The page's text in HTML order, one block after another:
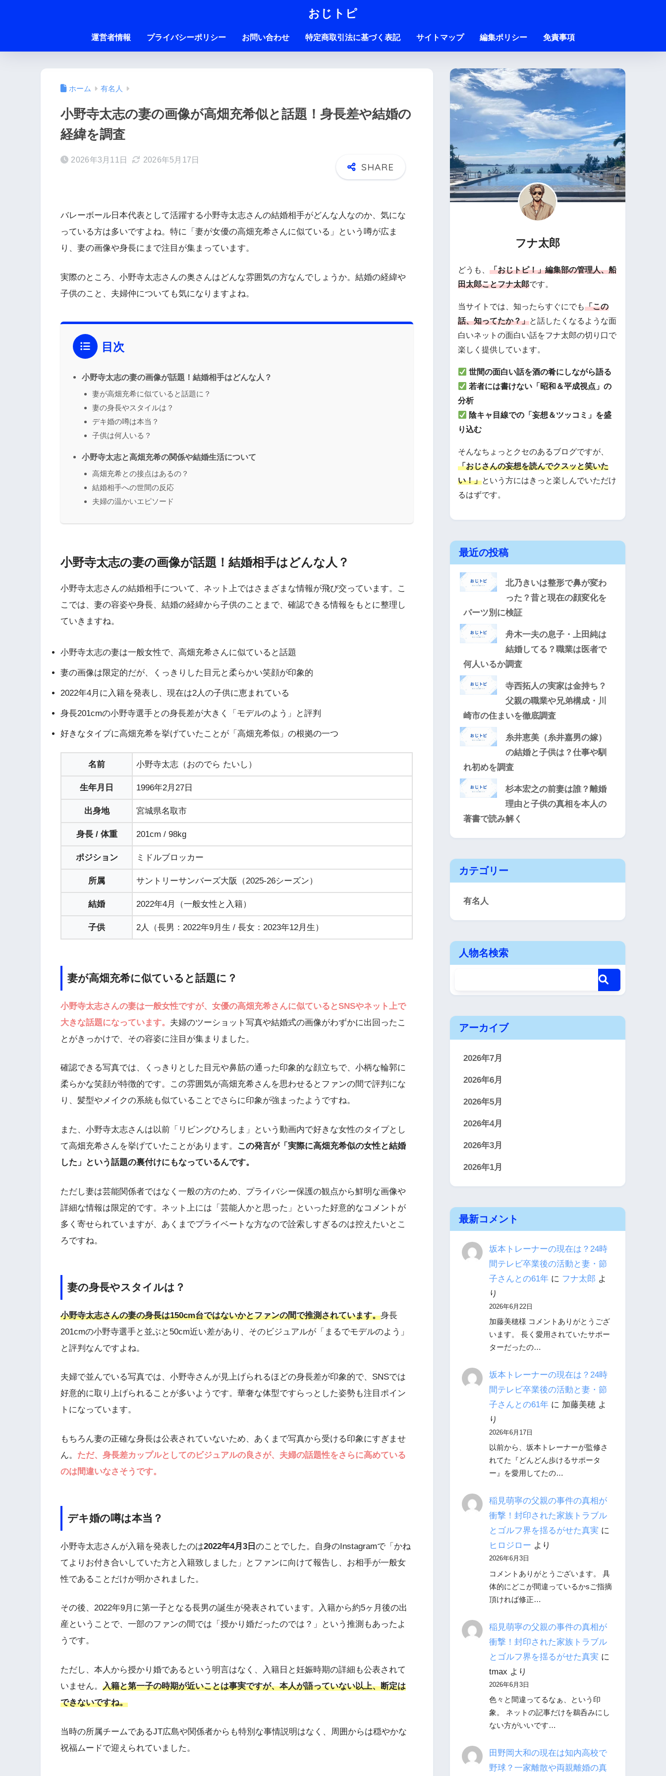
おじトピ
運営者情報 プライバシーポリシー お問い合わせ 特定商取引法に基づく表記 サイトマップ 編集ポリシー 免責事項
ホーム 有名人
小野寺太志の妻の画像が高畑充希似と話題！身長差や結婚の
経緯を調査
2026年3月11日 2026年5月17日
バレーボール日本代表として活躍する小野寺太志さんの結婚相手がどんな人なのか、気にな
っている方は多いですよね。特に「妻が女優の高畑充希さんに似ている」という噂が広ま
り、妻の画像や身長にまで注目が集まっています。
実際のところ、小野寺太志さんの奥さんはどんな雰囲気の方なんでしょうか。結婚の経緯や
子供のこと、夫婦仲についても気になりますよね。
目次
小野寺太志の妻の画像が話題！結婚相手はどんな人？
妻が高畑充希に似ていると話題に？
妻の身長やスタイルは？
デキ婚の噂は本当？
子供は何人いる？
小野寺太志と高畑充希の関係や結婚生活について
高畑充希との接点はあるの？
結婚相手への世間の反応
夫婦の温かいエピソード
小野寺太志の妻の画像が話題！結婚相手はどんな人？
小野寺太志さんの結婚相手について、ネット上ではさまざまな情報が飛び交っています。こ
こでは、妻の容姿や身長、結婚の経緯から子供のことまで、確認できる情報をもとに整理し
ていきますね。
小野寺太志の妻は一般女性で、高畑充希さんに似ていると話題
妻の画像は限定的だが、くっきりした目元と柔らかい笑顔が印象的
2022年4月に入籍を発表し、現在は2人の子供に恵まれている
身長201cmの小野寺選手との身長差が大きく「モデルのよう」と評判
好きなタイプに高畑充希を挙げていたことが「高畑充希似」の根拠の一つ
名前 小野寺太志（おのでら たいし）
生年月日 1996年2月27日
出身地 宮城県名取市
身長 / 体重 201cm / 98kg
ポジション ミドルブロッカー
所属 サントリーサンバーズ大阪（2025-26シーズン）
結婚 2022年4月（一般女性と入籍）
子供 2人（長男：2022年9月生 / 長女：2023年12月生）
妻が高畑充希に似ていると話題に？
小野寺太志さんの妻は一般女性ですが、女優の高畑充希さんに似ているとSNSやネット上で
大きな話題になっています。 夫婦のツーショット写真や結婚式の画像がわずかに出回ったこ
とがきっかけで、その容姿に注目が集まりました。
確認できる写真では、くっきりとした目元や鼻筋の通った印象的な顔立ちで、小柄な輪郭に
柔らかな笑顔が特徴的です。この雰囲気が高畑充希さんを思わせるとファンの間で評判にな
り、髪型やメイクの系統も似ていることでさらに印象が強まったようですね。
また、小野寺太志さんは以前「リビングひろしま」という動画内で好きな女性のタイプとし
て高畑充希さんを挙げていたことがあります。
この発言が「実際に高畑充希似の女性と結婚
した」という話題の裏付けにもなっているんです。
ただし妻は芸能関係者ではなく一般の方のため、プライバシー保護の観点から鮮明な画像や
詳細な情報は限定的です。ネット上には「芸能人かと思った」といった好意的なコメントが
多く寄せられていますが、あくまでプライベートな方なので詮索しすぎるのは控えたいとこ
ろですね。
妻の身長やスタイルは？
小野寺太志さんの妻の身長は150cm台ではないかとファンの間で推測されています。身長
201cmの小野寺選手と並ぶと50cm近い差があり、そのビジュアルが「まるでモデルのよう」
と評判なんですよね。
夫婦で並んでいる写真では、小野寺さんが見上げられるほどの身長差が印象的で、SNSでは
好意的に取り上げられることが多いようです。華奢な体型ですらっとした姿勢も注目ポイン
トになっています。
もちろん妻の正確な身長は公表されていないため、あくまで写真から受ける印象にすぎませ
ん。 ただ、身長差カップルとしてのビジュアルの良さが、夫婦の話題性をさらに高めている
のは間違いなさそうです。
デキ婚の噂は本当？
小野寺太志さんが入籍を発表したのは2022年4月3日 のことでした。自身のInstagramで「かね
てよりお付き合いしていた方と入籍致しました」とファンに向けて報告し、お相手が一般女
性であることだけが明かされました。
その後、2022年9月に第一子となる長男の誕生が発表されています。入籍から約5ヶ月後の出
産ということで、一部のファンの間では「授かり婚だったのでは？」という推測もあったよ
うです。
ただし、本人から授かり婚であるという明言はなく、入籍日と妊娠時期の詳細も公表されて
いません。 入籍と第一子の時期が近いことは事実ですが、本人が語っていない以上、断定は
できないですね。
当時の所属チームであるJT広島や関係者からも特別な事情説明はなく、周囲からは穏やかな
祝福ムードで迎えられていました。
フナ太郎
どうも、 「おじトピ！」編集部の管理人、船
田太郎ことフナ太郎です。
当サイトでは、知ったらすぐにでも「この
話、知ってたか？」と話したくなるような面
白いネットの面白い話をフナ太郎の切り口で
楽しく提供しています。
世間の面白い話を酒の肴にしながら語る
若者には書けない「昭和＆平成視点」の
分析
陰キャ目線での「妄想＆ツッコミ」を盛
り込む
そんなちょっとクセのあるブログですが、
「おじさんの妄想を読んでクスッと笑いた
い！」という方にはきっと楽しんでいただけ
るはずです。
最近の投稿
北乃きいは整形で鼻が変わ
った？昔と現在の顔変化を
パーツ別に検証
舟木一夫の息子・上田純は
結婚してる？職業は医者で
何人いるか調査
寺西拓人の実家は金持ち？
父親の職業や兄弟構成・川
崎市の住まいを徹底調査
糸井恵美（糸井嘉男の嫁）
の結婚と子供は？仕事や馴
れ初めを調査
杉本宏之の前妻は誰？離婚
理由と子供の真相を本人の
著書で読み解く
カテゴリー
有名人
人物名検索
アーカイブ
2026年7月
2026年6月
2026年5月
2026年4月
2026年3月
2026年1月
最新コメント
坂本トレーナーの現在は？24時
間テレビ卒業後の活動と妻・節
子さんとの61年に フナ太郎 よ
り
2026年6月22日
加藤美穂様 コメントありがとうござ
います。 長く愛用されていたサポー
ターだったの…
坂本トレーナーの現在は？24時
間テレビ卒業後の活動と妻・節
子さんとの61年に 加藤美穂よ
り
2026年6月17日
以前から、坂本トレーナーが監修さ
れてた『どんどん歩けるサポータ
ー』を愛用してたの…
稲見萌寧の父親の事件の真相が
衝撃！封印された家族トラブル
とゴルフ界を揺るがせた真実 に
ヒロジロー より
2026年6月3日
コメントありがとうございます。 具
体的にどこが間違っているかsご指摘
頂ければ修正…
稲見萌寧の父親の事件の真相が
衝撃！封印された家族トラブル
とゴルフ界を揺るがせた真実 に
tmax より
2026年6月3日
色々と間違ってるなぁ、という印
象。 ネットの記事だけを鵜呑みにし
ない方がいいです…
田野岡大和の現在は知内高校で
野球？一家離散や両親離婚の真